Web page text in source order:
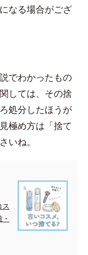
なる場合がござ
でわかったもの
しては、その捨
処分したほうが
極め方は「捨て
いね。
ス